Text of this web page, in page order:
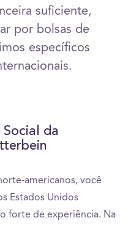
suficiente,
por bolsas de
específicos
da
americanos, você
Estados Unidos
forte de experiência. Na